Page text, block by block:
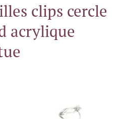
clips cercle
acrylique